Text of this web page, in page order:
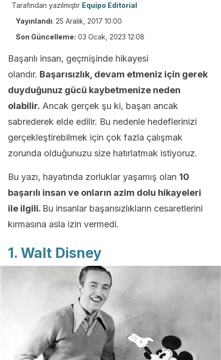
Tarafından yazılmıştır Equipo Editorial
Yayınlandı: 25 Aralık, 2017 10:00
Son Güncelleme: 03 Ocak, 2023 12:08
Başarılı insan, geçmişinde hikayesi
olandır. Başarısızlık, devam etmeniz için gerek
duyduğunuz gücü kaybetmenize neden
olabilir. Ancak gerçek şu ki, başarı ancak
sabrederek elde edilir. Bu nedenle hedeflerinizi
gerçekleştirebilmek için çok fazla çalışmak
zorunda olduğunuzu size hatırlatmak istiyoruz.
Bu yazı, hayatında zorluklar yaşamış olan 10
başarılı insan ve onların azim dolu hikayeleri
ile ilgili. Bu insanlar başarısızlıkların cesaretlerini
kırmasına asla izin vermedi.
1. Walt Disney